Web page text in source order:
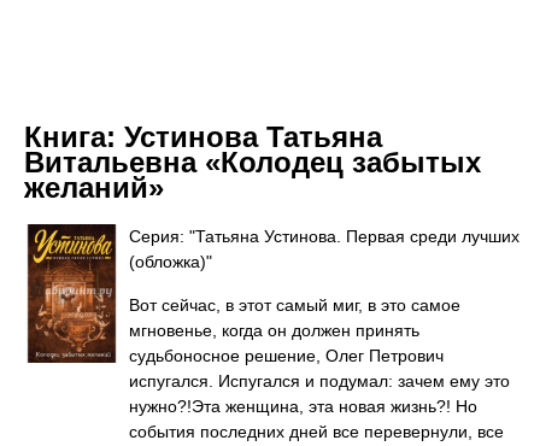
Книга: Устинова Татьяна
Витальевна «Колодец забытых
желаний»
Серия: "Татьяна Устинова. Первая среди лучших
(обложка)"
Вот сейчас, в этот самый миг, в это самое
мгновенье, когда он должен принять
судьбоносное решение, Олег Петрович
испугался. Испугался и подумал: зачем ему это
нужно?!Эта женщина, эта новая жизнь?! Но
события последних дней все перевернули, все